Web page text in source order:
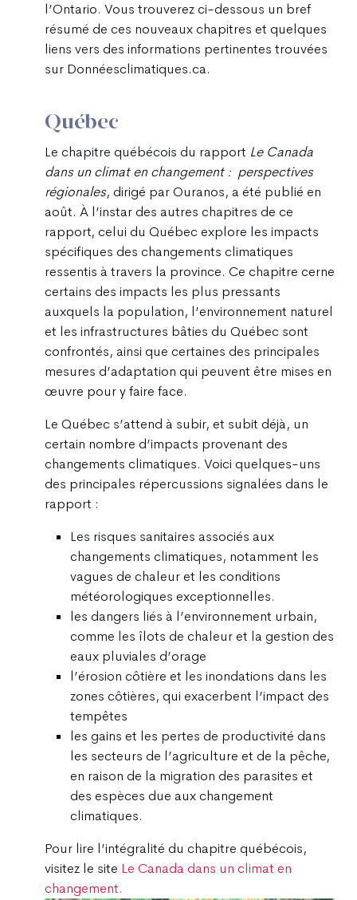
l’Ontario. Vous trouverez ci-dessous un bref
résumé de ces nouveaux chapitres et quelques
liens vers des informations pertinentes trouvées
sur Donnéesclimatiques.ca.
Québec
Le chapitre québécois du rapport Le Canada
dans un climat en changement : perspectives
régionales, dirigé par Ouranos, a été publié en
août. À l’instar des autres chapitres de ce
rapport, celui du Québec explore les impacts
spécifiques des changements climatiques
ressentis à travers la province. Ce chapitre cerne
certains des impacts les plus pressants
auxquels la population, l’environnement naturel
et les infrastructures bâties du Québec sont
confrontés, ainsi que certaines des principales
mesures d’adaptation qui peuvent être mises en
œuvre pour y faire face.
Le Québec s’attend à subir, et subit déjà, un
certain nombre d’impacts provenant des
changements climatiques. Voici quelques-uns
des principales répercussions signalées dans le
rapport :
Les risques sanitaires associés aux
changements climatiques, notamment les
vagues de chaleur et les conditions
météorologiques exceptionnelles.
les dangers liés à l’environnement urbain,
comme les îlots de chaleur et la gestion des
eaux pluviales d’orage
l’érosion côtière et les inondations dans les
zones côtières, qui exacerbent l’impact des
tempêtes
les gains et les pertes de productivité dans
les secteurs de l’agriculture et de la pêche,
en raison de la migration des parasites et
des espèces due aux changement
climatiques.
Pour lire l’intégralité du chapitre québécois,
visitez le site Le Canada dans un climat en
changement.